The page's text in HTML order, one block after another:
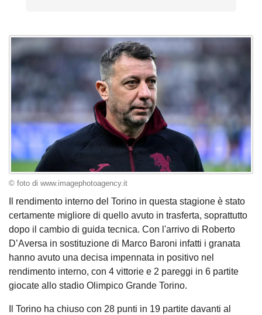
© foto di www.imagephotoagency.it
Il rendimento interno del Torino in questa stagione è stato
certamente migliore di quello avuto in trasferta, soprattutto
dopo il cambio di guida tecnica. Con l'arrivo di Roberto
D’Aversa in sostituzione di Marco Baroni infatti i granata
hanno avuto una decisa impennata in positivo nel
rendimento interno, con 4 vittorie e 2 pareggi in 6 partite
giocate allo stadio Olimpico Grande Torino.
Il Torino ha chiuso con 28 punti in 19 partite davanti al